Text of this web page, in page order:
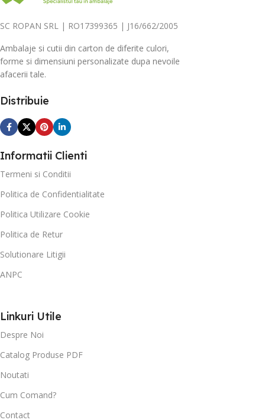
SC ROPAN SRL | RO17399365 | J16/662/2005
Ambalaje si cutii din carton de diferite culori,
forme si dimensiuni personalizate dupa nevoile
afacerii tale.
Distribuie
Informatii Clienti
Termeni si Conditii
Politica de Confidentialitate
Politica Utilizare Cookie
Politica de Retur
Solutionare Litigii
ANPC
Linkuri Utile
Despre Noi
Catalog Produse PDF
Noutati
Cum Comand?
Contact